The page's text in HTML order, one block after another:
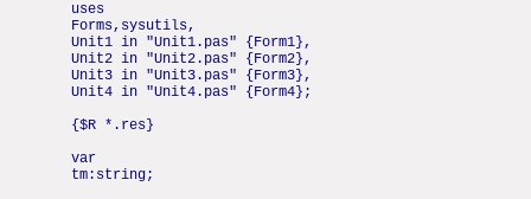
uses
Forms,sysutils,
Unit1 in "Unit1.pas" {Form1},
Unit2 in "Unit2.pas" {Form2},
Unit3 in "Unit3.pas" {Form3},
Unit4 in "Unit4.pas" {Form4};
{$R *.res}
var
tm:string;